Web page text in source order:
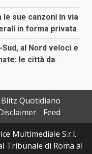
sue canzoni in via
in forma privata
al Nord veloci e
le città da
Quotidiano
Feed
Multimediale S.r.l.
Tribunale di Roma al